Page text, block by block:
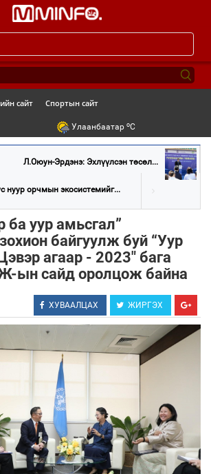
navigation
сайт Спортын сайт
Улаанбаатар oC
Л.Оюун-Эрдэнэ: Эхлүүлсэн төсөл...
нуур орчмын экосистемийг...
ба уур амьсгал”
байгуулж буй “Уур
агаар - 2023" бага
ын сайд оролцож байна
ХУВААЛЦАХ ЖИРГЭХ